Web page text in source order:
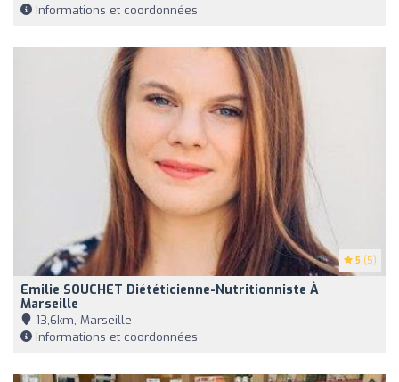
Informations et coordonnées
5 (5)
Emilie SOUCHET Diététicienne-Nutritionniste À
Marseille
13,6km, Marseille
Informations et coordonnées